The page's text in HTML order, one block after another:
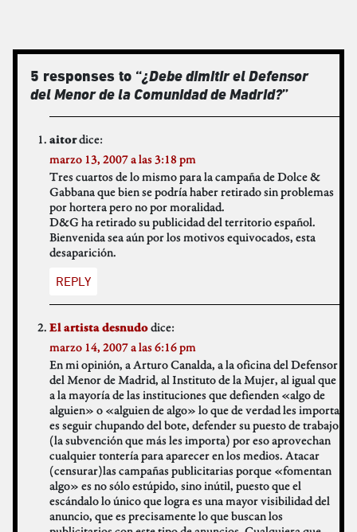
5 responses to “¿Debe dimitir el Defensor
del Menor de la Comunidad de Madrid?”
aitordice:
marzo 13, 2007 a las 3:18 pm
Tres cuartos de lo mismo para la campaña de Dolce &
Gabbana que bien se podría haber retirado sin problemas
por hortera pero no por moralidad.
D&G ha retirado su publicidad del territorio español.
Bienvenida sea aún por los motivos equivocados, esta
desaparición.
REPLY
El artista desnudodice:
marzo 14, 2007 a las 6:16 pm
En mi opinión, a Arturo Canalda, a la oficina del Defensor
del Menor de Madrid, al Instituto de la Mujer, al igual que
a la mayoría de las instituciones que defienden «algo de
alguien» o «alguien de algo» lo que de verdad les importa
es seguir chupando del bote, defender su puesto de trabajo
(la subvención que más les importa) por eso aprovechan
cualquier tontería para aparecer en los medios. Atacar
(censurar)las campañas publicitarias porque «fomentan
algo» es no sólo estúpido, sino inútil, puesto que el
escándalo lo único que logra es una mayor visibilidad del
anuncio, que es precisamente lo que buscan los